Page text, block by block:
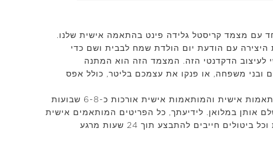
עם מצמד קריסטל גלידה פינט בהתאמה אישית שלנו.
עם הודעת יום הולדת שמח לבבית ושם כדי
לעיצוב הדקדנטי הזה. המצמד הזה הוא המתנה
ובני משפחה, או פנקו את עצמכם בליטר, כולל אפס
כל ההזמנות המותאמות אישית והמותאמות אישית אורכות כ-6-8 שבועות
אותן במלואן. לידיעתך, כל הפריטים המותאמים אישית
הם מכירה סופית וכל ביטולים חייבים להתבצע תוך 24 שעות מרגע